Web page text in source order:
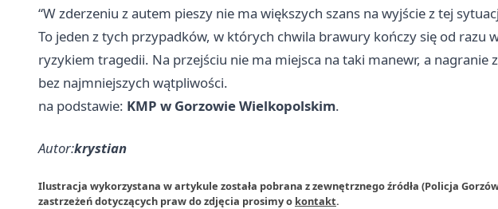
“W zderzeniu z autem pieszy nie ma większych szans na wyjście z tej
To jeden z tych przypadków, w których chwila brawury kończy się od razu
ryzykiem tragedii. Na przejściu nie ma miejsca na taki manewr, a nagranie
bez najmniejszych wątpliwości.
na podstawie: KMP w Gorzowie Wielkopolskim.
Autor:krystian
Ilustracja wykorzystana w artykule została pobrana z zewnętrznego źródła (Policja
zastrzeżeń dotyczących praw do zdjęcia prosimy o kontakt.